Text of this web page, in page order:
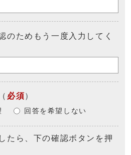
のためもう一度入力してく
（ 必須）
回答を希望しない
たら、下の確認ボタンを押